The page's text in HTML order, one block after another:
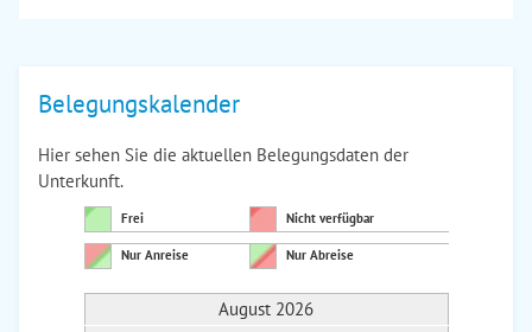
Belegungskalender
Hier sehen Sie die aktuellen Belegungsdaten der
Unterkunft.
Frei Nicht verfügbar
Nur Anreise Nur Abreise
August 2026